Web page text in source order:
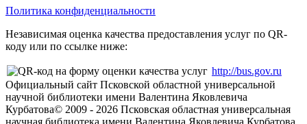
Политика конфиденциальности
Независимая оценка качества предоставления услуг по QR-
коду или по ссылке ниже:
http://bus.gov.ru
Официальный сайт Псковской областной универсальной
научной библиотеки имени Валентина Яковлевича
Курбатова© 2009 - 2026 Псковская областная универсальная
научная библиотека имени Валентина Яковлевича Курбатова